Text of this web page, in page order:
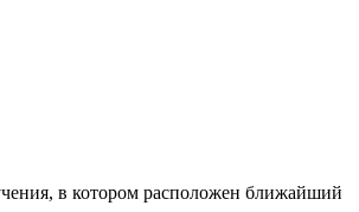
в котором расположен ближайший